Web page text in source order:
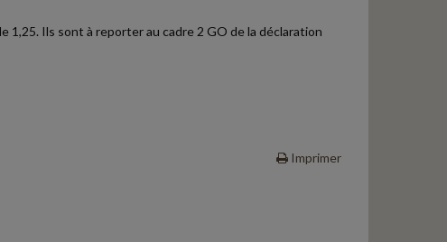
Ils sont à reporter au cadre 2 GO de la déclaration
Imprimer